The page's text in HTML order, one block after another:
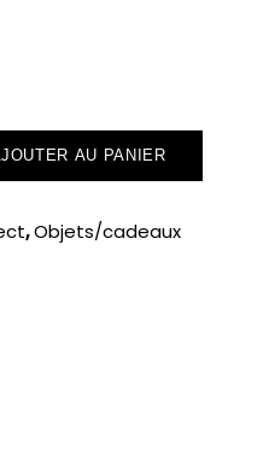
AU PANIER
, Objets/cadeaux